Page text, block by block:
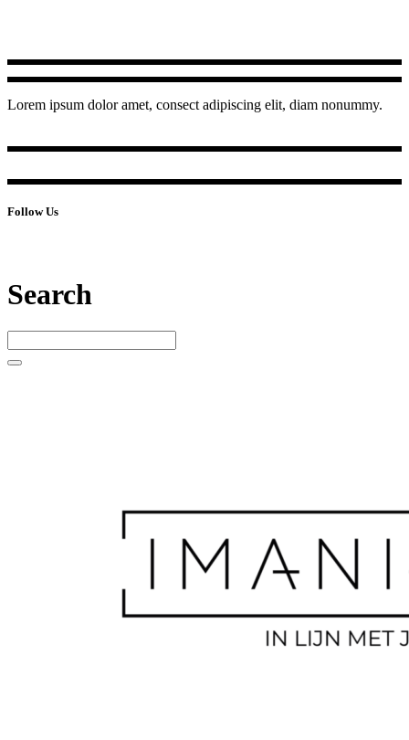
Lorem ipsum dolor amet, consect adipiscing elit, diam nonummy.
Follow Us
Search